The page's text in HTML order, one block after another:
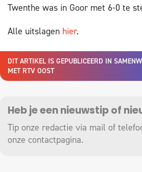
Twenthe was in Goor met 6-0 te
Alle uitslagen hier.
DIT ARTIKEL IS GEPUBLICEERD IN
MET RTV OOST
Heb je een nieuwstip of
Tip onze redactie via mail of
onze contactpagina.